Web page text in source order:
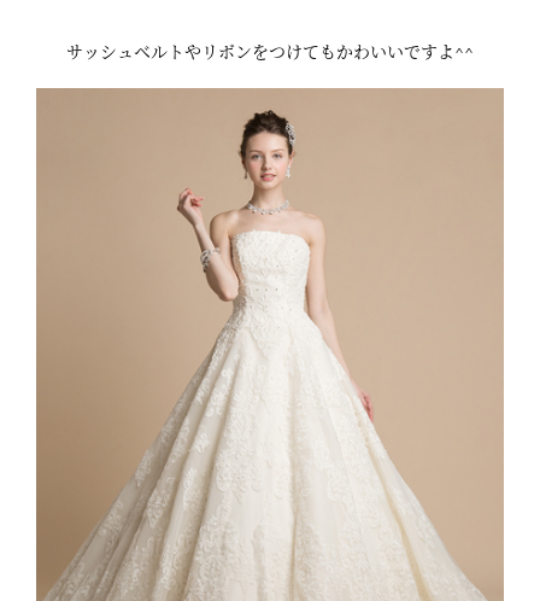
サッシュベルトやリボンをつけてもかわいいですよ^^